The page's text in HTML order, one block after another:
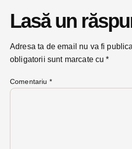
Lasă un
Adresa ta de email nu va fi
obligatorii sunt marcate cu*
Comentariu *